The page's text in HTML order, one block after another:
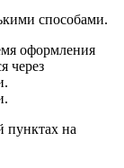
способами.
оформления
через
пунктах на